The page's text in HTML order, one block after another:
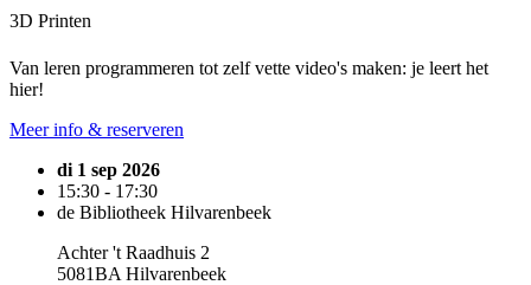
3D Printen
Van leren programmeren tot zelf vette video's maken: je leert het
hier!
Meer info & reserveren
di 1 sep 2026
15:30 - 17:30
de Bibliotheek Hilvarenbeek
Achter 't Raadhuis 2
5081BA Hilvarenbeek